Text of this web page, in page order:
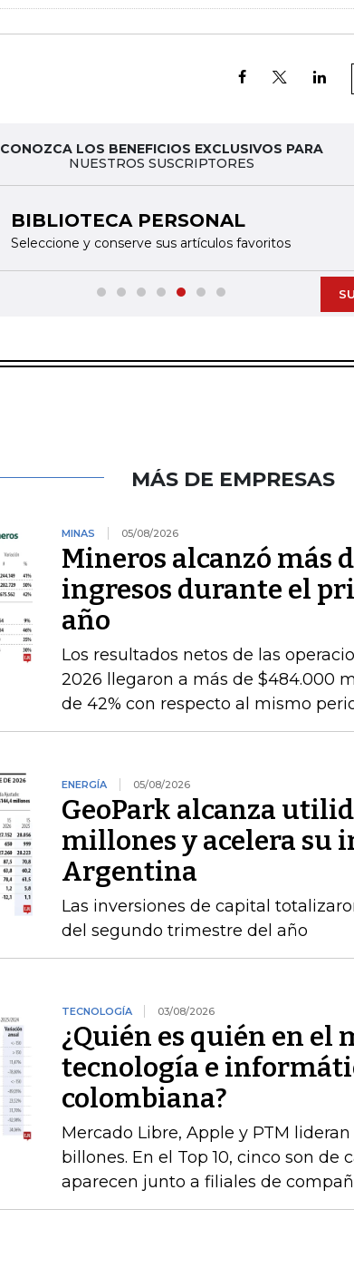
CONOZCA LOS BENEFICIOS EXCLUSIVOS PARA
NUESTROS SUSCRIPTORES
BIBLIOTECA PERSONAL
Seleccione y conserve sus artículos favoritos
MÁS DE EMPRESAS
MINAS 05/08/2026
Mineros alcanzó más
ingresos durante el
año
Los resultados netos de las
2026 llegaron a más de $484.000
de 42% con respecto al mismo
ENERGÍA 05/08/2026
GeoPark alcanza
millones y acelera su
Argentina
Las inversiones de capital
del segundo trimestre del año
TECNOLOGÍA 03/08/2026
¿Quién es quién en el
tecnología e
colombiana?
Mercado Libre, Apple y PTM
billones. En el Top 10, cinco son de
aparecen junto a filiales de